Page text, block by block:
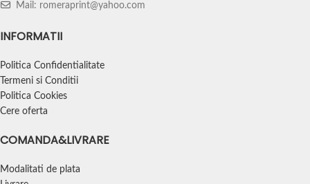
Mail: romeraprint@yahoo.com
INFORMATII
Politica Confidentialitate
Termeni si Conditii
Politica Cookies
Cere oferta
COMANDA&LIVRARE
Modalitati de plata